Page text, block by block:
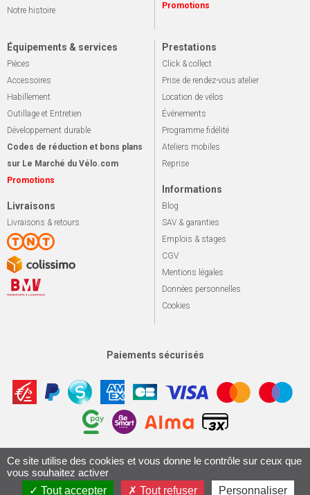
Notre histoire
Promotions
Équipements & services
Pièces
Accessoires
Habillement
Outillage et Entretien
Développement durable
Codes de réduction et bons plans
sur Le Marché du Vélo.com
Promotions
Livraisons
Livraisons & retours
Prestations
Click & collect
Prise de rendez-vous atelier
Location de vélos
Événements
Programme fidélité
Ateliers mobiles
Reprise
Informations
Blog
SAV & garanties
Emplois & stages
CGV
Mentions légales
Données personnelles
Cookies
Paiements sécurisés
© 2026 Le marché du vélo Tous droits réservés.
Conception & Réalisation 161.io
Ce site utilise des cookies et vous donne le contrôle sur ceux que
vous souhaitez activer
Tout accepter
Tout refuser Personnaliser